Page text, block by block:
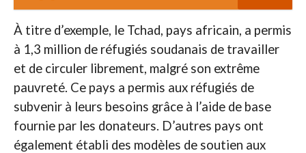
À titre d’exemple, le Tchad, pays africain, a permis
à 1,3 million de réfugiés soudanais de travailler
et de circuler librement, malgré son extrême
pauvreté. Ce pays a permis aux réfugiés de
subvenir à leurs besoins grâce à l’aide de base
fournie par les donateurs. D’autres pays ont
également établi des modèles de soutien aux